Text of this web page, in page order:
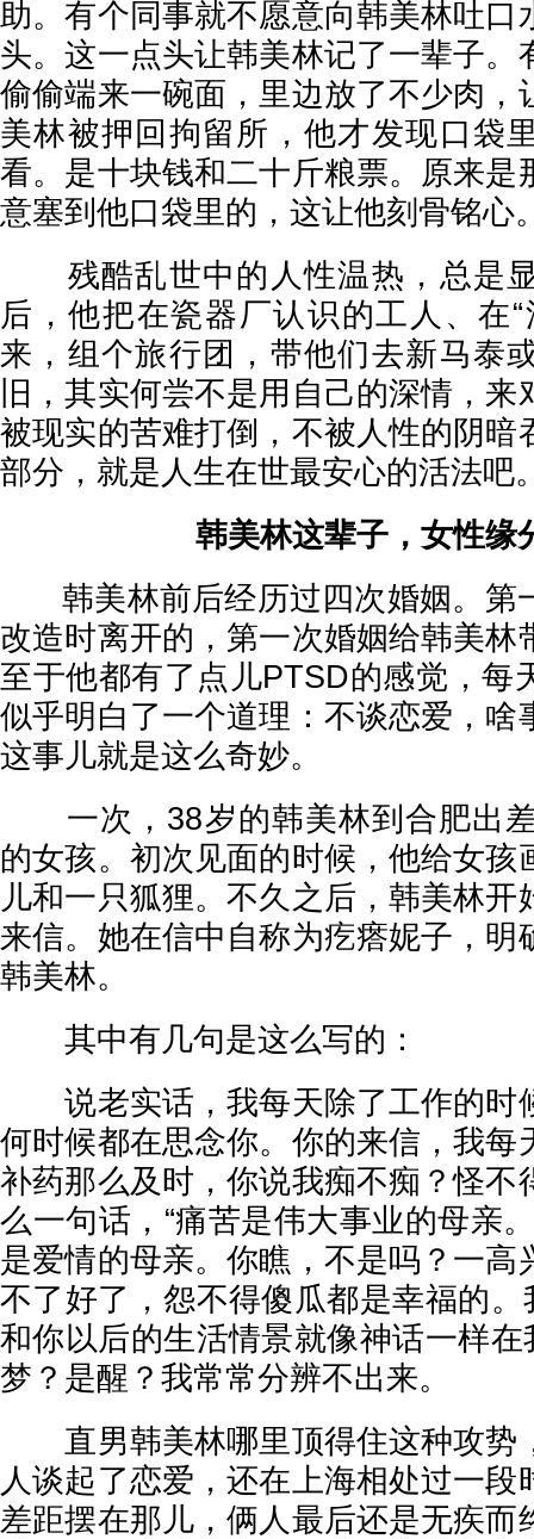
助。有个同事就不愿意向韩美林吐口
头。这一点头让韩美林记了一辈子。
偷偷端来一碗面，里边放了不少肉，
美林被押回拘留所，他才发现口袋
看。是十块钱和二十斤粮票。原来是
意塞到他口袋里的，这让他刻骨铭心
残酷乱世中的人性温热，总是
后，他把在瓷器厂认识的工人、在
来，组个旅行团，带他们去新马泰
旧，其实何尝不是用自己的深情，
被现实的苦难打倒，不被人性的阴暗
部分，就是人生在世最安心的活法吧
韩美林这辈子，女性缘
韩美林前后经历过四次婚姻。第
改造时离开的，第一次婚姻给韩美林
至于他都有了点儿PTSD的感觉，每
似乎明白了一个道理：不谈恋爱，啥
这事儿就是这么奇妙。
一次，38岁的韩美林到合肥出差
的女孩。初次见面的时候，他给女孩
儿和一只狐狸。不久之后，韩美林开
来信。她在信中自称为疙瘩妮子，明
韩美林。
其中有几句是这么写的：
说老实话，我每天除了工作的时
何时候都在思念你。你的来信，我每
补药那么及时，你说我痴不痴？怪不
么一句话，“痛苦是伟大事业的母亲
是爱情的母亲。你瞧，不是吗？一高
不了好了，怨不得傻瓜都是幸福的
和你以后的生活情景就像神话一样
梦？是醒？我常常分辨不出来。
直男韩美林哪里顶得住这种攻势
人谈起了恋爱，还在上海相处过一段
差距摆在那儿，俩人最后还是无疾而